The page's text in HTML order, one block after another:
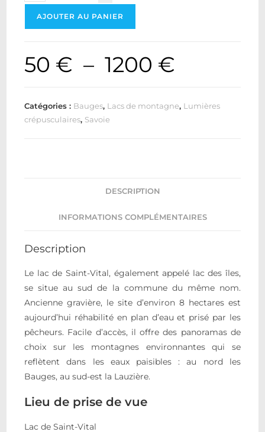
AJOUTER AU PANIER
50 € – 1200 €
Catégories : Bauges, Lacs de montagne, Lumières
crépusculaires, Savoie
DESCRIPTION
INFORMATIONS COMPLÉMENTAIRES
Description
Le lac de Saint-Vital, également appelé lac des îles,
se situe au sud de la commune du même nom.
Ancienne gravière, le site d’environ 8 hectares est
aujourd’hui réhabilité en plan d’eau et prisé par les
pêcheurs. Facile d’accès, il offre des panoramas de
choix sur les montagnes environnantes qui se
reflètent dans les eaux paisibles : au nord les
Bauges, au sud-est la Lauzière.
Lieu de prise de vue
Lac de Saint-Vital